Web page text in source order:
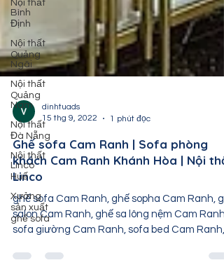
Nội thất
Bình
Định
Nội thất
Quảng
Ngãi
Nội thất
Quảng
Nam
Nội thất
Đà Nẵng
Nội thất
Linco
Huế
Xưởng
sản xuất
ghế sofa
dinhtuads
15 thg 9, 2022
1 phút đọc
Ghế sofa Cam Ranh | Sofa phòng
khách Cam Ranh Khánh Hòa | Nội
Linco
ghế sofa Cam Ranh, ghế sopha Cam Ranh,
salon Cam Ranh, ghế sa lông nệm Cam Ranh,
sofa giường Cam Ranh, sofa bed Cam Ranh,